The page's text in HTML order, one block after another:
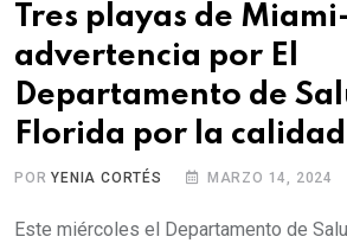
Tres playas de
advertencia por El
Departamento de
Florida por la
PORYENIA CORTÉS MARZO 14, 2024
Este miércoles el Departamento de